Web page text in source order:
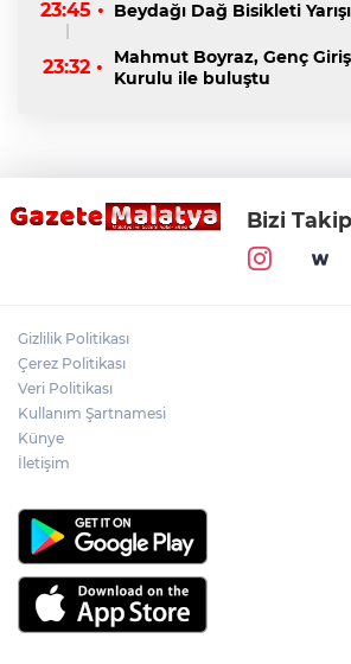
23:45 • Beydağı Dağ Bisikleti
23:32 •
Mahmut Boyraz, Genç
Kurulu ile buluştu
Bizi
Gizlilik Politikası
Çerez Politikası
Veri Politikası
Kullanım Şartnamesi
Künye
İletişim